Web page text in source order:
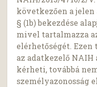
következően a
§ (1b) bekezdése
mivel tartalmazza
elérhetőségét.
az adatkezelő
kérheti, továbbá
személyazonosság